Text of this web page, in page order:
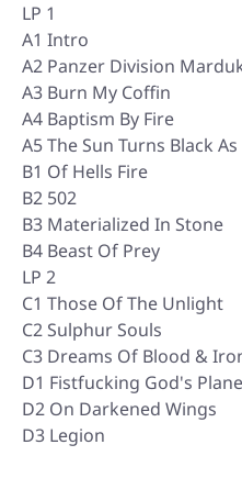
LP 1
A1 Intro
A2 Panzer Division
A3 Burn My Coffin
A4 Baptism By Fire
A5 The Sun Turns Black
B1 Of Hells Fire
B2 502
B3 Materialized In Stone
B4 Beast Of Prey
LP 2
C1 Those Of The Unlight
C2 Sulphur Souls
C3 Dreams Of Blood &
D1 Fistfucking God's
D2 On Darkened Wings
D3 Legion